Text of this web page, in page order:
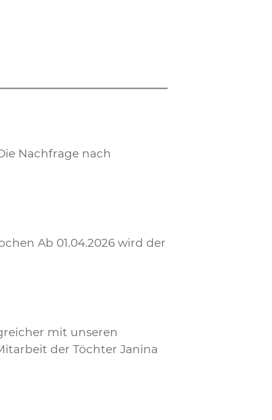
Nachfrage nach
Ab 01.04.2026 wird der
mit unseren
der Töchter Janina